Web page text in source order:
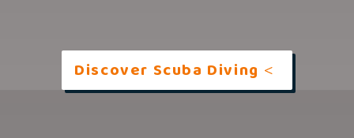
Discover Scuba Diving